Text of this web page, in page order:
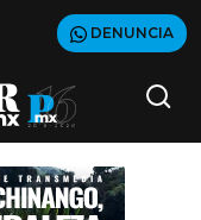
DENUNCIA